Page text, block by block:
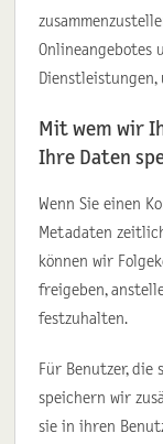
Onlineangebotes
Mit wem wir
Ihre Daten
Wenn Sie einen
Metadaten
können wir
freigeben,
festzuhalten.
Für Benutzer,
speichern wir
sie in ihren